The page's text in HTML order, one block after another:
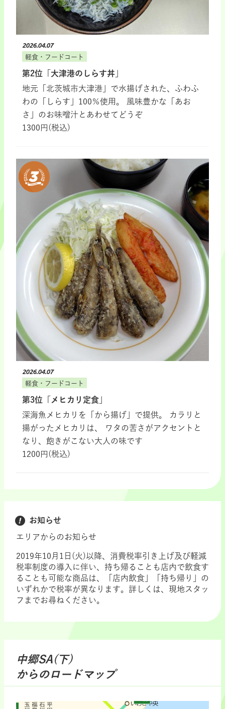
2026.04.07
軽食・フードコート
第2位「大津港のしらす丼」
地元「北茨城市大津港」で水揚げされた、ふわふ
わの「しらす」100％使用。 風味豊かな「あお
さ」のお味噌汁とあわせてどうぞ
1300円(税込)
2026.04.07
軽食・フードコート
第3位「メヒカリ定食」
深海魚メヒカリを「から揚げ」で提供。 カラリと
揚がったメヒカリは、 ワタの苦さがアクセントと
なり、飽きがこない大人の味です
1200円(税込)
お知らせ
エリアからのお知らせ
2019年10月1日(火)以降、消費税率引き上げ及び軽減
税率制度の導入に伴い、持ち帰ることも店内で飲食す
ることも可能な商品は、「店内飲食」「持ち帰り」の
いずれかで税率が異なります。詳しくは、現地スタッ
フまでお尋ねください。
中郷SA(下)
からのロードマップ